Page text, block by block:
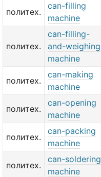
политех.
can-filling
machine
политех.
can-filling-
and-weighing
machine
политех.
can-making
machine
политех.
can-opening
machine
политех.
can-packing
machine
политех.
can-soldering
machine